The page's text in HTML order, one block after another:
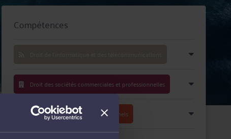
Compétences
Droit des sociétés commerciales et professionnelles
Baux commerciaux et professionnels